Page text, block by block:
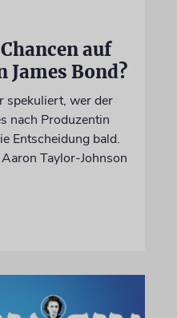
auf
James Bond?
spekuliert, wer der
nach Produzentin
Entscheidung bald.
Taylor-Johnson